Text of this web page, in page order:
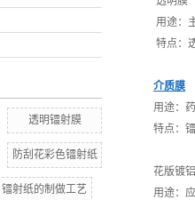
透明镭射膜
防刮花彩色镭射纸
镭射纸的制做工艺
用途：主
特点：透
介质膜
用途：药
特点：镭
花版镀
用途：应